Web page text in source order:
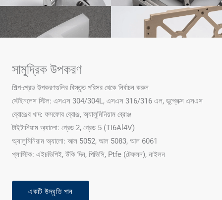
সামুদ্রিক উপকরণ
শিল্প-গ্রেড উপকরণগুলির বিস্তৃত পরিসর থেকে নির্বাচন করুন
স্টেইনলেস স্টিল: এসএস 304/304L, এসএস 316/316 এল, ডুপ্লেক্স এসএস
ব্রোঞ্জের খাদ: ফসফোর ব্রোঞ্জ, অ্যালুমিনিয়াম ব্রোঞ্জ
টাইটানিয়াম অ্যালো: গ্রেড 2, গ্রেড 5 (Ti6Al4V)
অ্যালুমিনিয়াম অ্যালো: আল 5052, আল 5083, আল 6061
প্লাস্টিক: এইচডিপিই, উঁকি দিন, পিভিসি, Ptfe (টেফলন), নাইলন
একটি উদ্ধৃতি পান